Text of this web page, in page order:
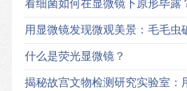
看细菌如何在显微镜下原形毕露
用显微镜发现微观美景：毛毛虫
什么是荧光显微镜？
揭秘故宫文物检测研究实验室：